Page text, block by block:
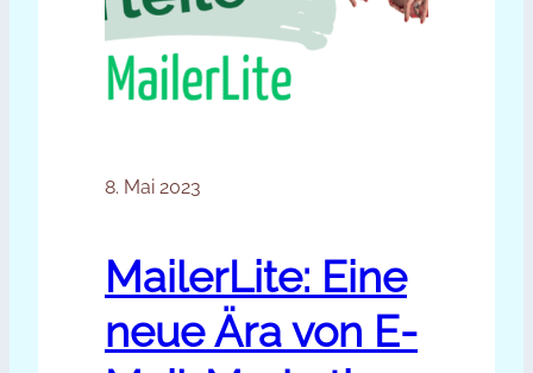
8. Mai 2023
MailerLite: Eine
neue Ära von E-